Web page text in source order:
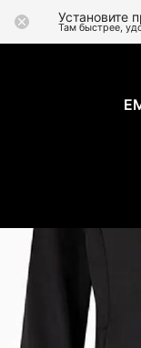
Установите
Там быстрее,